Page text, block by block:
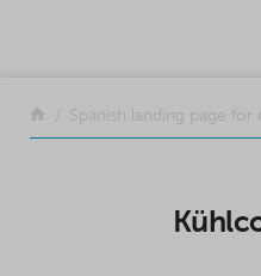
Zurück
Spanish landing page for